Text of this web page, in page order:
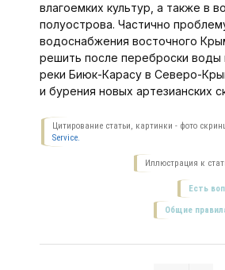
влагоемких культур, а также в
полуострова. Частично
водоснабжения восточного
решить после переброски воды
реки Биюк-Карасу в Северо-
и бурения новых артезианских
Цитирование статьи, картинки - фото
Service.
Иллюстрация к
Есть
Общие